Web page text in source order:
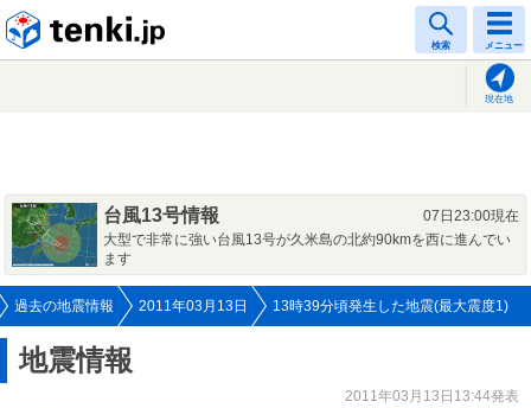
検索 メニュー
現在地
台風13号情報
07日23:00現在
大型で非常に強い台風13号が久米島の北約90kmを西に進んでい
ます
過去の地震情報 2011年03月13日 13時39分頃発生した地震(最大震度1)
地震情報
2011年03月13日13:44発表